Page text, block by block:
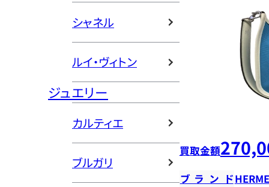
シャネル
ルイ・ヴィトン
ジュエリー
カルティエ
ブルガリ
買取金額
ブランド